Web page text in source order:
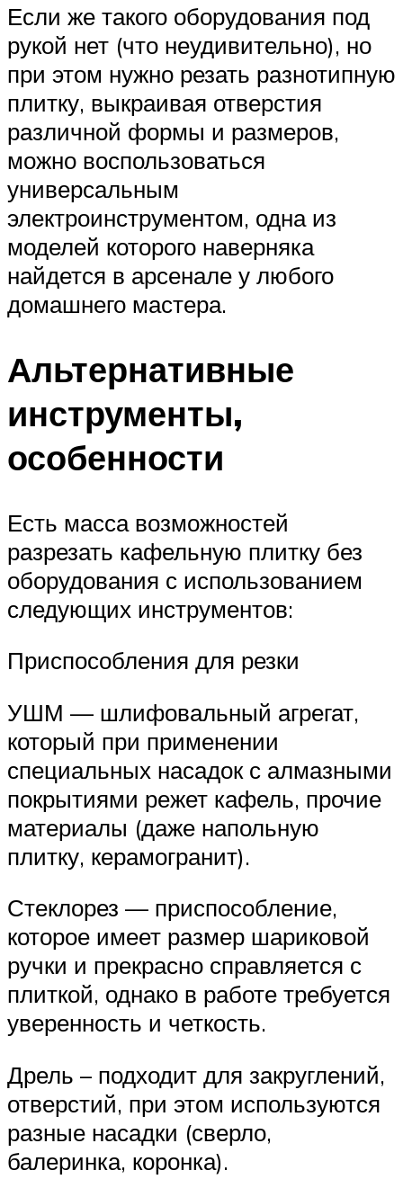
Если же такого оборудования под
рукой нет (что неудивительно), но
при этом нужно резать разнотипную
плитку, выкраивая отверстия
различной формы и размеров,
можно воспользоваться
универсальным
электроинструментом, одна из
моделей которого наверняка
найдется в арсенале у любого
домашнего мастера.
Альтернативные
инструменты,
особенности
Есть масса возможностей
разрезать кафельную плитку без
оборудования с использованием
следующих инструментов:
Приспособления для резки
УШМ — шлифовальный агрегат,
который при применении
специальных насадок с алмазными
покрытиями режет кафель, прочие
материалы (даже напольную
плитку, керамогранит).
Стеклорез — приспособление,
которое имеет размер шариковой
ручки и прекрасно справляется с
плиткой, однако в работе требуется
уверенность и четкость.
Дрель – подходит для закруглений,
отверстий, при этом используются
разные насадки (сверло,
балеринка, коронка).